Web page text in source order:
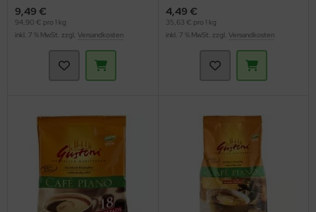
9,49 €
94,90 € pro 1 kg
inkl. 7 % MwSt. zzgl. Versandkosten
4,49 €
35,63 € pro 1 kg
inkl. 7 % MwSt. zzgl. Versandkosten